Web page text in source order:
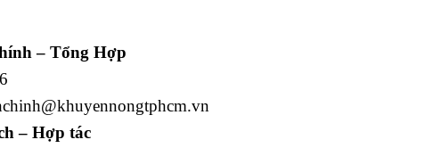
– Tổng Hợp
– Hợp tác